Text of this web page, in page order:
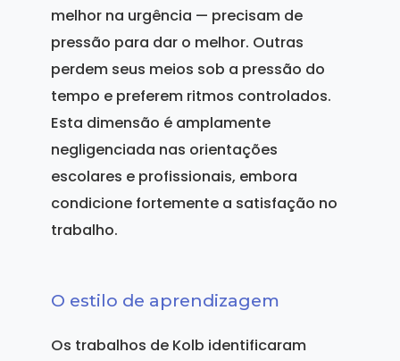
melhor na urgência — precisam de
pressão para dar o melhor. Outras
perdem seus meios sob a pressão do
tempo e preferem ritmos controlados.
Esta dimensão é amplamente
negligenciada nas orientações
escolares e profissionais, embora
condicione fortemente a satisfação no
trabalho.
O estilo de aprendizagem
Os trabalhos de Kolb identificaram